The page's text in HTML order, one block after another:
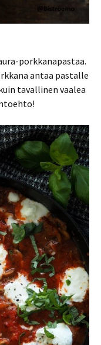
porkkanapastaa.
antaa pastalle
tavallinen vaalea